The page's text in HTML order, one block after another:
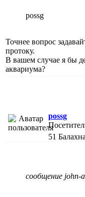
possg
Точнее вопрос
протоку.
В вашем случае я бы
аквариума?
possg
51 Балахна
сообщение john-